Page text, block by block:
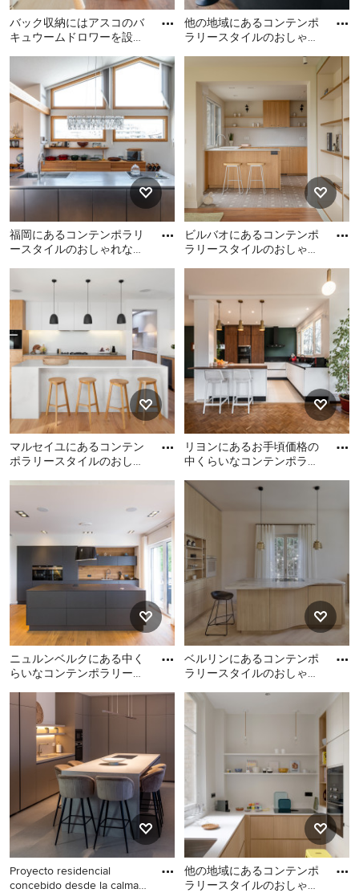
バック収納にはアスコのバ
キュウームドロワーを設
とても便利だそうです。 電
子レ
東京23区にあるコンテンポ
ラリースタイルのおしゃれ
なキッチンの写真
他の地域にあるコンテンポ
ラリースタイルのおしゃれ
他の地域にあるコンテンポ
ラリースタイルのおしゃれ
なキッチンの写真
福岡にあるコンテンポラリ
ースタイルのおしゃれなキ
福岡にあるコンテンポラリ
ースタイルのおしゃれなキ
ッチンの写真
ビルバオにあるコンテンポ
ラリースタイルのおしゃれ
ビルバオにあるコンテンポ
ラリースタイルのおしゃれ
なキッチンの写真
マルセイユにあるコンテン
ポラリースタイルのおしゃ
マルセイユにあるコンテン
れなキッチン (ダブルシン
ク、フラットパネル扉のキ
ャビネット、中間色木目調
キャビネット、クオーツス
トーンカウンター、白いキ
ッチンパネル、シルバーの
調理設備、無垢フローリン
グ、茶色い床、白いキッチ
ンカウンター) の写真
リヨンにあるお手頃価格の
中くらいなコンテンポラリ
ッチン (アンダーカウンタ
リヨンにあるお手頃価格の
中くらいなコンテンポラリ
ッチン (アンダーカウンター
シンク、人工大理石カウン
ター、黒いキッチンパネ
ル、セラミックタイルの
床、ベージュの床、黒いキ
ッチンカウンター、フラッ
トパネル扉のキャビネッ
ト、濃色木目調キャビネッ
ト、黒い調理設備) の写真
ニュルンベルクにある中く
らいなコンテンポラリース
ン (ドロップインシンク、
ニュルンベルクにある中く
らいなコンテンポラリース
タイルのおしゃれなキッチ
ン (ドロップインシンク、フ
ラットパネル扉のキャビネ
ット、茶色いキッチンパネ
ル、木材のキッチンパネ
ル、黒い調理設備、無垢フ
ローリング、茶色い床、黒
いキッチンカウンター、グ
レーのキャビネット) の写真
ベルリンにあるコンテンポ
ラリースタイルのおしゃれ
ベルリンにあるコンテンポ
ラリースタイルのおしゃれ
なキッチンの写真
Proyecto residencial
concebido desde la calma
他の地域にあるコンテンポ
ラリースタイルのおしゃれ